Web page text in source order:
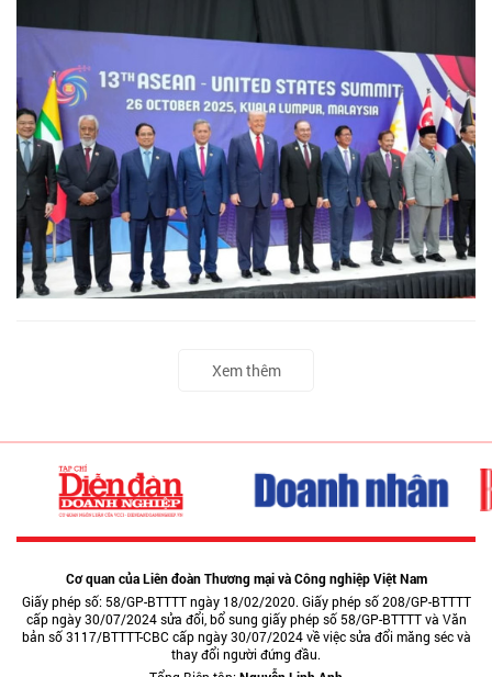
Xem thêm
Cơ quan của Liên đoàn Thương mại và Công nghiệp Việt Nam
Giấy phép số: 58/GP-BTTTT ngày 18/02/2020. Giấy phép số 208/GP-BTTTT
cấp ngày 30/07/2024 sửa đổi, bổ sung giấy phép số 58/GP-BTTTT và Văn
bản số 3117/BTTTT-CBC cấp ngày 30/07/2024 về việc sửa đổi măng séc và
thay đổi người đứng đầu.